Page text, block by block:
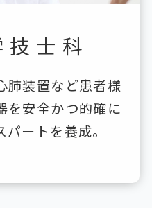
技士科
肺装置など患者様
を安全かつ的確に
ートを養成。